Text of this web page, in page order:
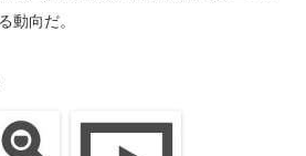
動向だ。